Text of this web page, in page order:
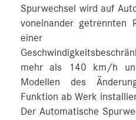
Spurwechsel wird auf
voneinander getrennten
einer
mehr als 140 km/h
Modellen des
Funktion ab Werk
Der Automatische